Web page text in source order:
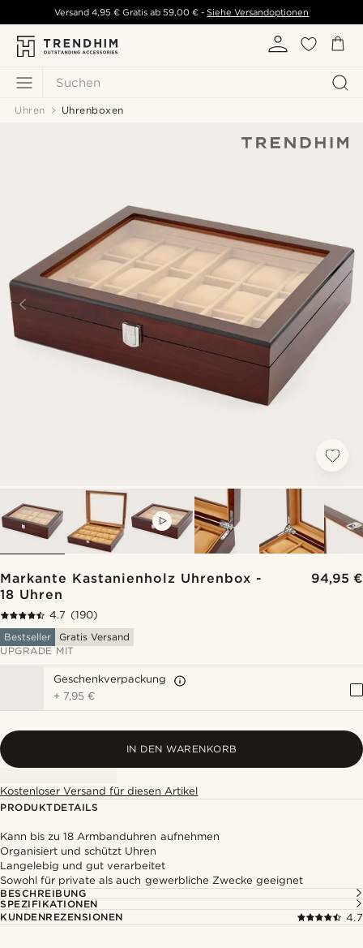
Suchen
Versand 4,95 € Gratis ab 59,00 € - Siehe Versandoptionen
Uhren Uhrenboxen
Markante Kastanienholz Uhrenbox -
18 Uhren
94,95 €
4.7 (190)
Bestseller
Gratis Versand
UPGRADE MIT
Geschenkverpackung
+ 7,95 €
IN DEN WARENKORB
Kostenloser Versand für diesen Artikel
PRODUKTDETAILS
Kann bis zu 18 Armbanduhren aufnehmen
Organisiert und schützt Uhren
Langelebig und gut verarbeitet
Sowohl für private als auch gewerbliche Zwecke geeignet
BESCHREIBUNG
SPEZIFIKATIONEN
KUNDENREZENSIONEN
4.7